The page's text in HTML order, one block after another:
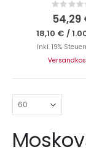
0%
54,29
18,10 € /
Inkl. 19%